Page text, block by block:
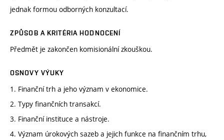
jednak formou odborných konzultací.
ZPŮSOB A KRITÉRIA HODNOCENÍ
Předmět je zakončen komisionální zkouškou.
OSNOVY VÝUKY
1. Finanční trh a jeho význam v ekonomice.
2. Typy finančních transakcí.
3. Finanční instituce a nástroje.
4. Význam úrokových sazeb a jejich funkce na finančním trhu,